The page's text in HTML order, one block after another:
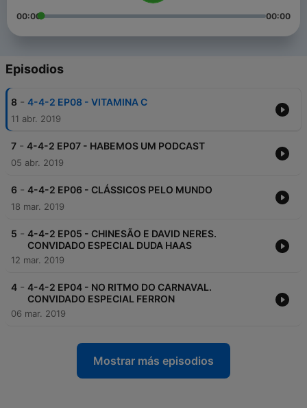
00:00 00:00
Episodios
8 - 4-4-2 EP08 - VITAMINA C
11 abr. 2019
7 - 4-4-2 EP07 - HABEMOS UM PODCAST
05 abr. 2019
6 - 4-4-2 EP06 - CLÁSSICOS PELO MUNDO
18 mar. 2019
5 - 4-4-2 EP05 - CHINESÃO E DAVID NERES.
CONVIDADO ESPECIAL DUDA HAAS
12 mar. 2019
4 - 4-4-2 EP04 - NO RITMO DO CARNAVAL.
CONVIDADO ESPECIAL FERRON
06 mar. 2019
Mostrar más episodios